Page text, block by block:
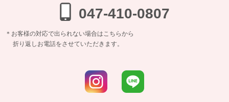
047-410-0807
＊お客様の対応で出られない場合はこちらから
折り返しお電話をさせていただきます。